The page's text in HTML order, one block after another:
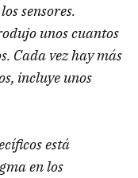
sensores.
unos cuantos
Cada vez hay más
incluye unos
está
en los